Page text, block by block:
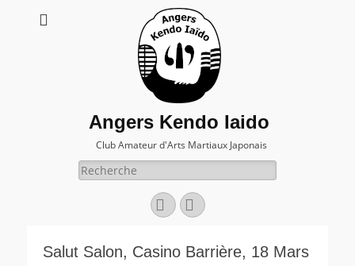
Angers Kendo Iaido
Club Amateur d'Arts Martiaux Japonais
Rechercher :
Facebook
E-
mail
Salut Salon, Casino Barrière, 18 Mars